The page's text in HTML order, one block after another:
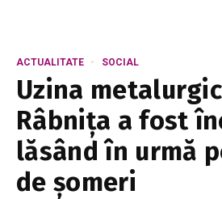
ACTUALITATE SOCIAL
Uzina
Râbnița a fost
lăsând în urmă
de șomeri